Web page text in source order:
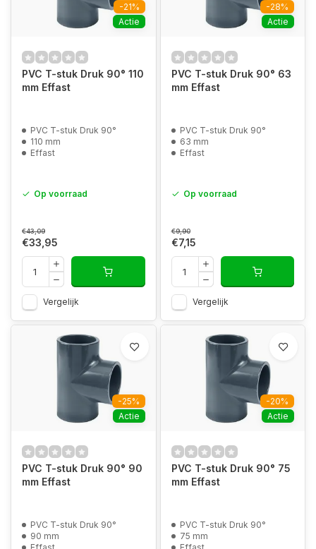
-21%
Actie
PVC T-stuk Druk 90° 110
mm Effast
PVC T-stuk Druk 90°
110 mm
Effast
Op voorraad
€43,09
€33,95
Vergelijk
-28%
Actie
PVC T-stuk Druk 90° 63
mm Effast
PVC T-stuk Druk 90°
63 mm
Effast
Op voorraad
€9,90
€7,15
Vergelijk
-25%
Actie
PVC T-stuk Druk 90° 90
mm Effast
PVC T-stuk Druk 90°
90 mm
-20%
Actie
PVC T-stuk Druk 90° 75
mm Effast
PVC T-stuk Druk 90°
75 mm